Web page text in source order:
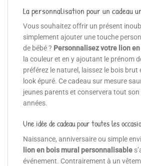
La personnalisation pour un cadeau
Vous souhaitez offrir un présent
simplement ajouter une touche
de bébé ? Personnalisez votre lion
la couleur et en y ajoutant le prénom
préférez le naturel, laissez le bois brut
look épuré. Ce cadeau sur mesure
jeunes parents et conservera tout
années.
Une idée de cadeau pour toutes les
Naissance, anniversaire ou simple
lion en bois mural personnalisable
événement. Contrairement à un